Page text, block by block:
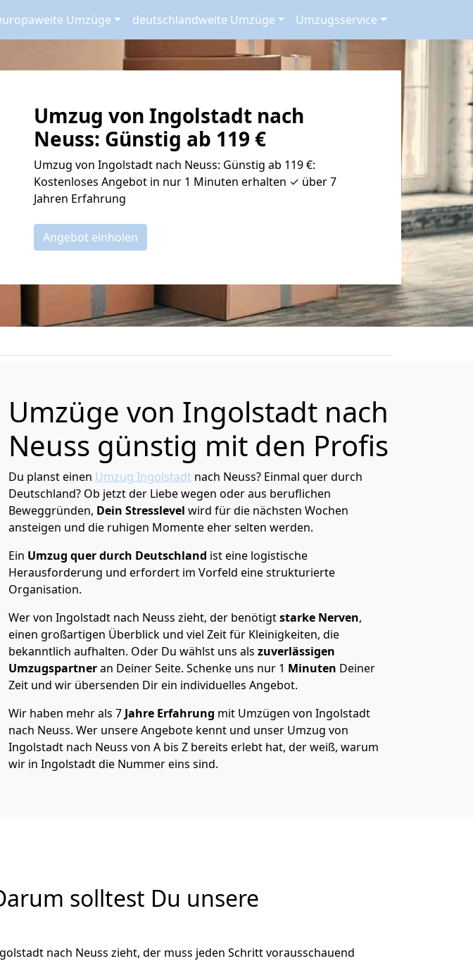
Umzüge deutschlandweite Umzüge Umzugsservice
Umzug von Ingolstadt nach
Neuss: Günstig ab 119 €
Umzug von Ingolstadt nach Neuss: Günstig ab 119 €:
Kostenloses Angebot in nur 1 Minuten erhalten ✓ über 7
Jahren Erfahrung
Angebot einholen
Umzüge von Ingolstadt nach
Neuss günstig mit den Profis
Du planst einen Umzug Ingolstadt nach Neuss? Einmal quer durch
Deutschland? Ob jetzt der Liebe wegen oder aus beruflichen
Beweggründen, Dein Stresslevel wird für die nächsten Wochen
ansteigen und die ruhigen Momente eher selten werden.
Ein Umzug quer durch Deutschland ist eine logistische
Herausforderung und erfordert im Vorfeld eine strukturierte
Organisation.
Wer von Ingolstadt nach Neuss zieht, der benötigtstarke Nerven,
einen großartigen Überblick und viel Zeit für Kleinigkeiten, die
bekanntlich aufhalten. Oder Du wählst uns als zuverlässigen
Umzugspartneran Deiner Seite. Schenke uns nur 1 Minuten Deiner
Zeit und wir übersenden Dir ein individuelles Angebot.
Wir haben mehr als 7 Jahre Erfahrung mit Umzügen von Ingolstadt
nach Neuss. Wer unsere Angebote kennt und unser Umzug von
Ingolstadt nach Neuss von A bis Z bereits erlebt hat, der weiß, warum
wir in Ingolstadt die Nummer eins sind.
solltest Du unsere
nach Neuss zieht, der muss jeden Schritt vorausschauend